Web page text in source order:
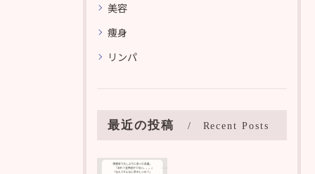
美容
痩身
リンパ
最近の投稿 Recent Posts